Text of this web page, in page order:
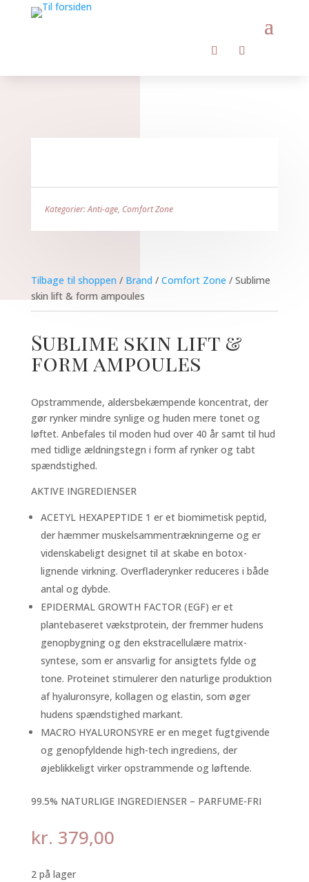
Kategorier:Anti-age, Comfort Zone
Tilbage til shoppen / Brand / Comfort Zone / Sublime
skin lift & form ampoules
Sublime skin lift &
form ampoules
Opstrammende, aldersbekæmpende koncentrat, der
gør rynker mindre synlige og huden mere tonet og
løftet. Anbefales til moden hud over 40 år samt til hud
med tidlige ældningstegn i form af rynker og tabt
spændstighed.
AKTIVE INGREDIENSER
ACETYL HEXAPEPTIDE 1 er et biomimetisk peptid,
der hæmmer muskelsammentrækningerne og er
videnskabeligt designet til at skabe en botox-
lignende virkning. Overfladerynker reduceres i både
antal og dybde.
EPIDERMAL GROWTH FACTOR (EGF) er et
plantebaseret vækstprotein, der fremmer hudens
genopbygning og den ekstracellulære matrix-
syntese, som er ansvarlig for ansigtets fylde og
tone. Proteinet stimulerer den naturlige produktion
af hyaluronsyre, kollagen og elastin, som øger
hudens spændstighed markant.
MACRO HYALURONSYRE er en meget fugtgivende
og genopfyldende high-tech ingrediens, der
øjeblikkeligt virker opstrammende og løftende.
99.5% NATURLIGE INGREDIENSER – PARFUME-FRI
kr. 379,00
2 på lager